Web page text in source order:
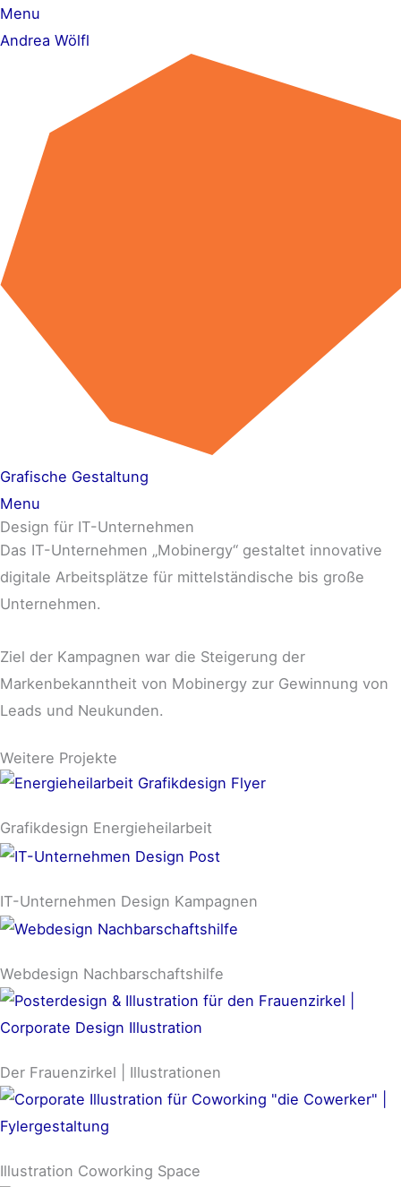
Zum
Inhalt
Menu
Andrea Wölfl
Grafische Gestaltung
Menu
Design für IT-Unternehmen
Das IT-Unternehmen „Mobinergy“ gestaltet innovative
digitale Arbeitsplätze für mittelständische bis große
Unternehmen.
Ziel der Kampagnen war die Steigerung der
Markenbekanntheit von Mobinergy zur Gewinnung von
Leads und Neukunden.
Weitere Projekte
Grafikdesign Energieheilarbeit
IT-Unternehmen Design Kampagnen
Webdesign Nachbarschaftshilfe
Der Frauenzirkel | Illustrationen
Illustration Coworking Space